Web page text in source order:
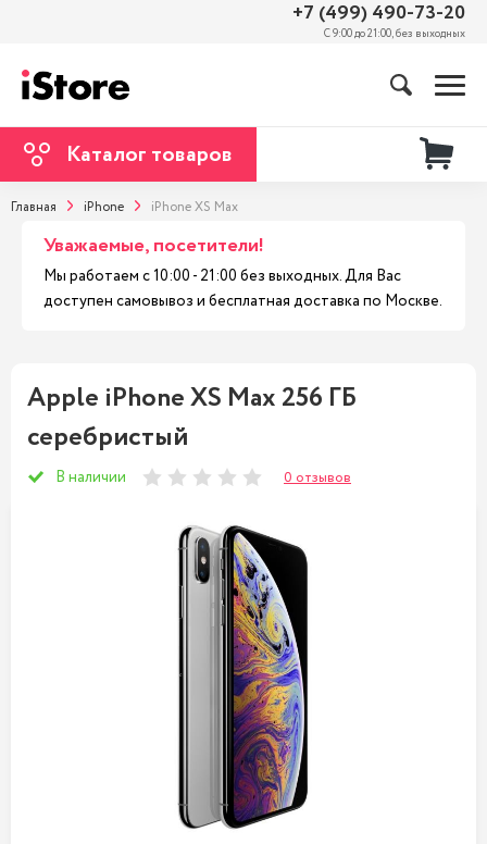
+7 (499) 490-73-20
С 9:00 до 21:00, без выходных
Каталог товаров
Главная iPhone iPhone XS Max
Уважаемые, посетители!
Мы работаем с 10:00 - 21:00 без выходных. Для Вас
доступен самовывоз и бесплатная доставка по Москве.
Apple iPhone XS Max 256 ГБ
серебристый
В наличии 0 отзывов